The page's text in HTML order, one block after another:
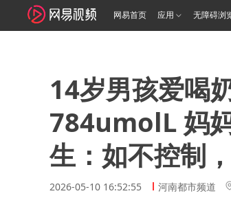
网易首页 应用 无障碍浏
14岁男孩爱喝
784umolL 妈
生：如不控制
2026-05-10 16:52:55 河南都市频道